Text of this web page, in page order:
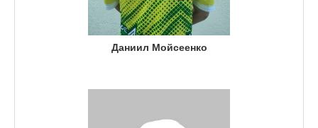
Даниил Мойсеенко